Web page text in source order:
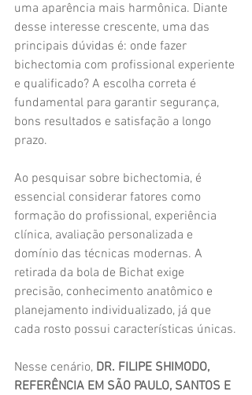
uma aparência mais harmônica. Diante
desse interesse crescente, uma das
principais dúvidas é: onde fazer
bichectomia com profissional experiente
e qualificado? A escolha correta é
fundamental para garantir segurança,
bons resultados e satisfação a longo
prazo.
Ao pesquisar sobre bichectomia, é
essencial considerar fatores como
formação do profissional, experiência
clínica, avaliação personalizada e
domínio das técnicas modernas. A
retirada da bola de Bichat exige
precisão, conhecimento anatômico e
planejamento individualizado, já que
cada rosto possui características únicas.
Nesse cenário, DR. FILIPE SHIMODO,
REFERÊNCIA EM SÃO PAULO, SANTOS E